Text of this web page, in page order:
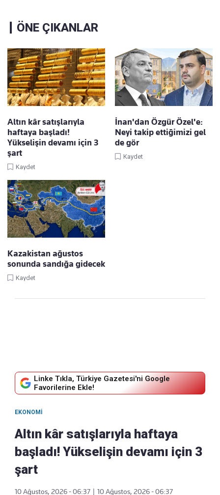
ÖNE ÇIKANLAR
Altın kâr satışlarıyla
haftaya başladı!
Yükselişin devamı için 3
şart
Kaydet
İnan'dan Özgür Özel'e:
Neyi takip ettiğimizi gel
de gör
Kaydet
Kazakistan ağustos
sonunda sandığa gidecek
Kaydet
Linke Tıkla, Türkiye Gazetesi'ni Google
Favorilerine Ekle!
EKONOMI
Altın kâr satışlarıyla haftaya
başladı! Yükselişin devamı için 3
şart
10 Ağustos, 2026 - 06:37
10 Ağustos, 2026 - 06:37